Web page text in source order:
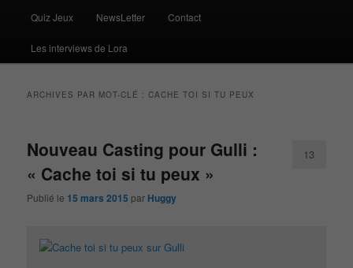
Quiz Jeux NewsLetter Contact
Les interviews de Lora
ARCHIVES PAR MOT-CLÉ :CACHE TOI SI TU PEUX
Nouveau Casting pour Gulli :
« Cache toi si tu peux »
Publié le 15 mars 2015 par Huggy
13